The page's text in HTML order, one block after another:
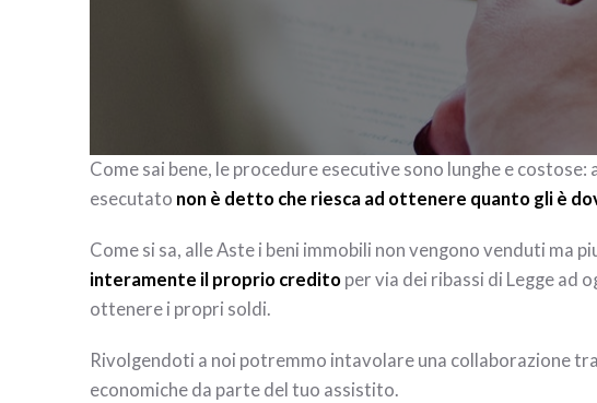
Come sai bene, le procedure esecutive sono lunghe e
esecutato non è detto che riesca ad ottenere quanto gli è
Come si sa, alle Aste i beni immobili non vengono venduti ma
interamente il proprio credito per via dei ribassi di Legge ad
ottenere i propri soldi.
Rivolgendoti a noi potremmo intavolare una collaborazione
economiche da parte del tuo assistito.